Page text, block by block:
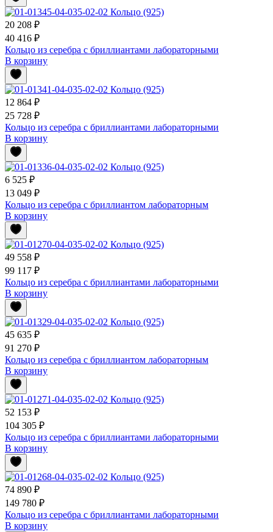
20 208 ₽
40 416 ₽
Кольцо из серебра с бриллиантами лабораторными
В корзину
12 864 ₽
25 728 ₽
Кольцо из серебра с бриллиантами лабораторными
В корзину
6 525 ₽
13 049 ₽
Кольцо из серебра с бриллиантом лабораторным
В корзину
49 558 ₽
99 117 ₽
Кольцо из серебра с бриллиантами лабораторными
В корзину
45 635 ₽
91 270 ₽
Кольцо из серебра с бриллиантом лабораторным
В корзину
52 153 ₽
104 305 ₽
Кольцо из серебра с бриллиантами лабораторными
В корзину
74 890 ₽
149 780 ₽
Кольцо из серебра с бриллиантами лабораторными
В корзину